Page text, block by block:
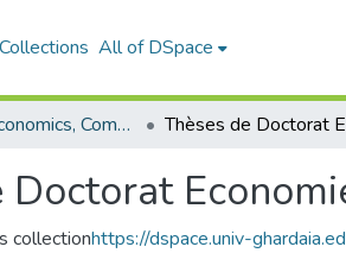
All of DSpace
Faculty of Economics, Commercial Sciences and Management Sciences
Doctorat
collectionhttps://dspace.univ-